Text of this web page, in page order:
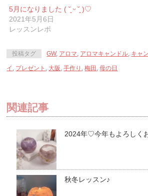
で
開
き
ま
す)
(新
し
い
ウ
ィ
ン
開
き
ま
で
開
5月になりました ( ˘͈ ᵕ ˘͈ )♡
2021年5月6日
レッスンレポ
投稿タグ GW, アロマ, アロマキャンドル, キャ
イ , プレゼント , 大阪 ,手作り ,梅田 ,母の日
関連記事
2024年♡今年もよろしく
秋冬レッスン♪